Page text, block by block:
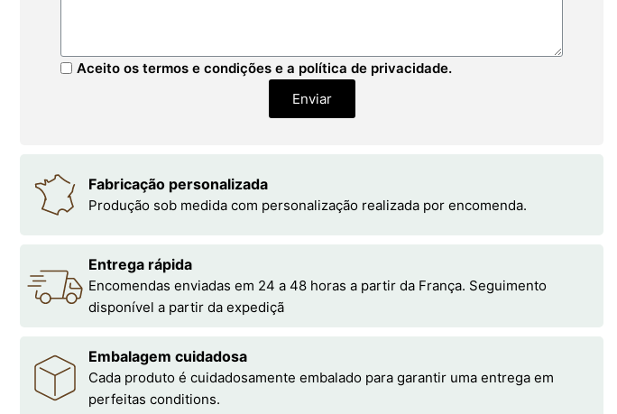
Aceito os termos e condições e a política de privacidade.
Enviar
Fabricação personalizada
Produção sob medida com personalização realizada por encomenda.
Entrega rápida
Encomendas enviadas em 24 a 48 horas a partir da França. Seguimento
disponível a partir da expediçã
Embalagem cuidadosa
Cada produto é cuidadosamente embalado para garantir uma entrega em
perfeitas conditions.